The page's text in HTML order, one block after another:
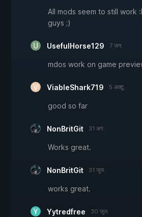
All mods seem to still work
guys ;)
UsefulHorse129 7 जन.
mdos work on game
ViableShark719 5 अक्टू.
good so far
NonBritGit 31 अग.
Works great.
NonBritGit 31 जुल.
works great.
Yytredfree 30 जुल.